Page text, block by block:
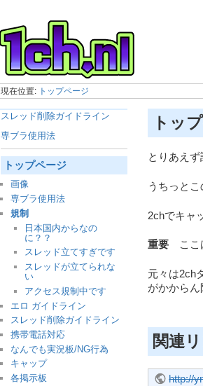
現在位置: トップページ
スレッド削除ガイドライン
専ブラ使用法
トップページ
画像
専ブラ使用法
規制
日本国内からなの
に？？
スレッド立てすぎです
スレッドが立てられな
い
アクセス規制中です
エロ ガイドライン
スレッド削除ガイドライン
携帯電話対応
なんでも実況板/NG行為
キャップ
各掲示板
トッ
とりあえ
うちっとこ
2chでキャ
重要 ここ
元々は2ch
がかからん
関連
http://